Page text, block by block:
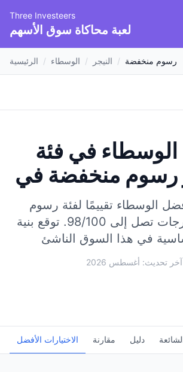
Three Investeers
لعبة محاكاة سوق الأسهم
الرئيسية / الوسطاء / النيجر / رسوم منخفضة
في فئة
رسوم منخفضة
الوسطاء تقييمًا لفئة رسوم
تصل إلى 98/100.
توقع بنية
آخر تحديث: أغسطس 2026
الاختيارات الأفضل مقارنة دليل